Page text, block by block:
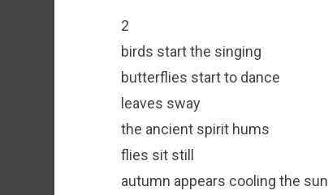
2
birds start the singing
butterflies start to dance
leaves sway
the ancient spirit hums
flies sit still
autumn appears cooling the sun